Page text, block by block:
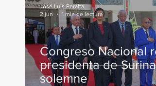
Congreso Nacional
presidenta de
solemne
José Luis Peralta
2 jun
1 min de lectura